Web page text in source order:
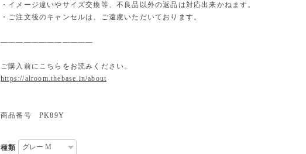
・イメージ違いやサイズ交換等、不良品以外の返品は対応出来かねます。
・ご注文後のキャンセルは、ご遠慮いただいております。
————————————
ご購入前にこちらをお読みください。
https://alroom.thebase.in/about
商品番号 PK89Y
種類